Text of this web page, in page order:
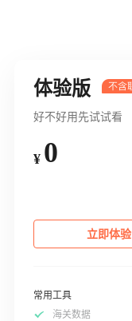
体验版
好不好用先试试看
¥ 0
立即体验
常用工具
海关数据